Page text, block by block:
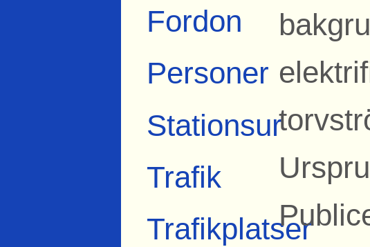
Fordon
Personer
Stationsur
Trafik
Trafikplatser